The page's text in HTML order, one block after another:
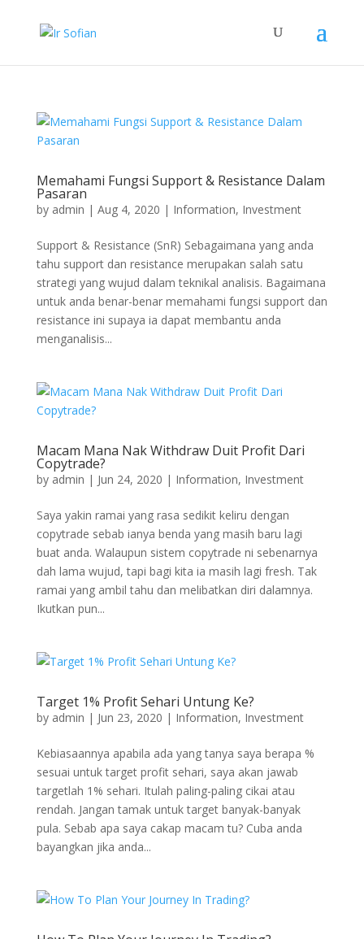
Memahami Fungsi Support & Resistance Dalam
Pasaran
by admin | Aug 4, 2020 | Information, Investment
Support & Resistance (SnR) Sebagaimana yang anda
tahu support dan resistance merupakan salah satu
strategi yang wujud dalam teknikal analisis. Bagaimana
untuk anda benar-benar memahami fungsi support dan
resistance ini supaya ia dapat membantu anda
menganalisis...
Macam Mana Nak Withdraw Duit Profit Dari
Copytrade?
by admin | Jun 24, 2020 | Information, Investment
Saya yakin ramai yang rasa sedikit keliru dengan
copytrade sebab ianya benda yang masih baru lagi
buat anda. Walaupun sistem copytrade ni sebenarnya
dah lama wujud, tapi bagi kita ia masih lagi fresh. Tak
ramai yang ambil tahu dan melibatkan diri dalamnya.
Ikutkan pun...
Target 1% Profit Sehari Untung Ke?
by admin | Jun 23, 2020 | Information, Investment
Kebiasaannya apabila ada yang tanya saya berapa %
sesuai untuk target profit sehari, saya akan jawab
targetlah 1% sehari. Itulah paling-paling cikai atau
rendah. Jangan tamak untuk target banyak-banyak
pula. Sebab apa saya cakap macam tu? Cuba anda
bayangkan jika anda...